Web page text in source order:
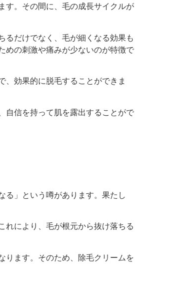
す。その間に、毛の成長サイクルが
るだけでなく、毛が細くなる効果も
めの刺激や痛みが少ないのが特徴で
、効果的に脱毛することができま
自信を持って肌を露出することがで
る」という噂があります。果たし
れにより、毛が根元から抜け落ちる
ります。そのため、除毛クリームを